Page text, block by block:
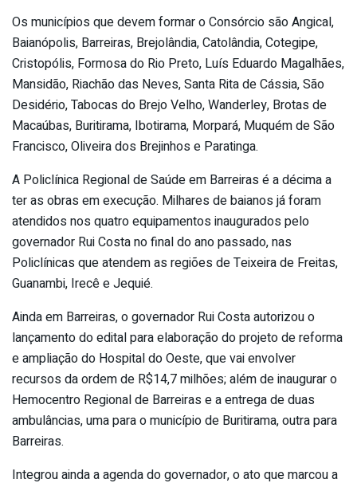
Os municípios que devem formar o Consórcio são Angical,
Baianópolis, Barreiras, Brejolândia, Catolândia, Cotegipe,
Cristopólis, Formosa do Rio Preto, Luís Eduardo Magalhães,
Mansidão, Riachão das Neves, Santa Rita de Cássia, São
Desidério, Tabocas do Brejo Velho, Wanderley, Brotas de
Macaúbas, Buritirama, Ibotirama, Morpará, Muquém de São
Francisco, Oliveira dos Brejinhos e Paratinga.
A Policlínica Regional de Saúde em Barreiras é a décima a
ter as obras em execução. Milhares de baianos já foram
atendidos nos quatro equipamentos inaugurados pelo
governador Rui Costa no final do ano passado, nas
Policlínicas que atendem as regiões de Teixeira de Freitas,
Guanambi, Irecê e Jequié.
Ainda em Barreiras, o governador Rui Costa autorizou o
lançamento do edital para elaboração do projeto de reforma
e ampliação do Hospital do Oeste, que vai envolver
recursos da ordem de R$14,7 milhões; além de inaugurar o
Hemocentro Regional de Barreiras e a entrega de duas
ambulâncias, uma para o município de Buritirama, outra para
Barreiras.
Integrou ainda a agenda do governador, o ato que marcou a